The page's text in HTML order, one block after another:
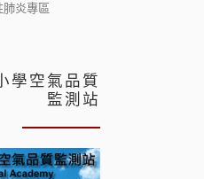
肺炎專區
學空氣品質
監測站